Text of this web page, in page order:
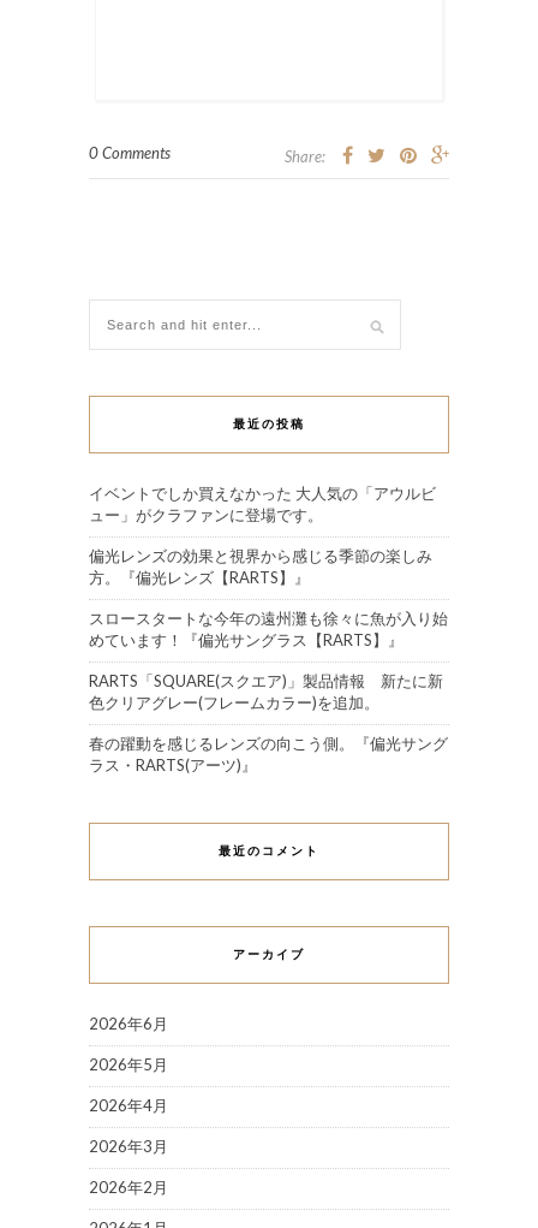
0 Comments Share:
最近の投稿
イベントでしか買えなかった 大人気の「アウルビ
ュー」がクラファンに登場です。
偏光レンズの効果と視界から感じる季節の楽しみ
方。『偏光レンズ【RARTS】』
スロースタートな今年の遠州灘も徐々に魚が入り始
めています！『偏光サングラス【RARTS】』
RARTS「SQUARE(スクエア)」製品情報 新たに新
色クリアグレー(フレームカラー)を追加。
春の躍動を感じるレンズの向こう側。『偏光サング
ラス・RARTS(アーツ)』
最近のコメント
アーカイブ
2026年6月
2026年5月
2026年4月
2026年3月
2026年2月